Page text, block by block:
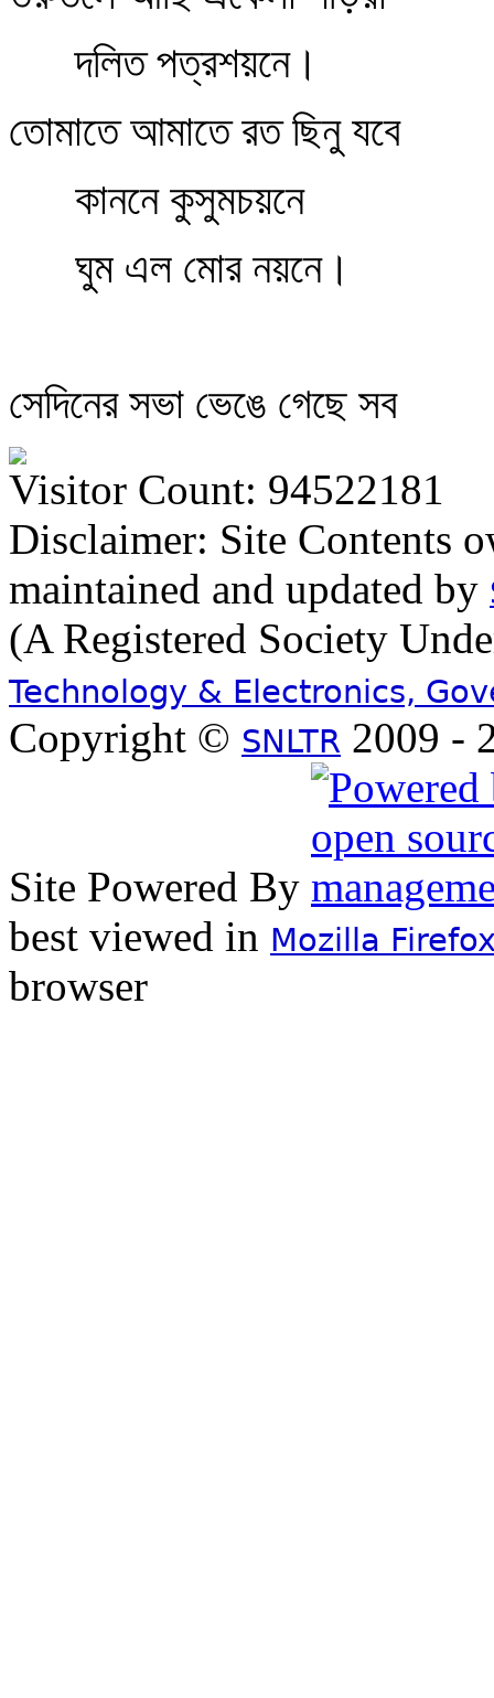
দলিত পত্রশয়নে।
তোমাতে আমাতে রত ছিনু যবে
কাননে কুসুমচয়নে
ঘুম এল মোর নয়নে।
সেদিনের সভা ভেঙে গেছে সব
Visitor Count: 94522181
Disclaimer: Site Contents
maintained and updated by
(A Registered Society
Technology & Electronics,
Copyright © SNLTR 2009 -
Site Powered By
best viewed in Mozilla
browser